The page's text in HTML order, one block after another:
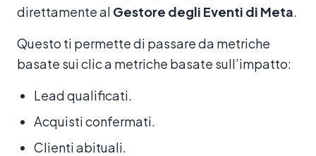
direttamente al Gestore degli Eventi di Meta
Questo ti permette di passare da metriche
basate sui clic a metriche basate sull’impatto:
Lead qualificati.
Acquisti confermati.
Clienti abituali.